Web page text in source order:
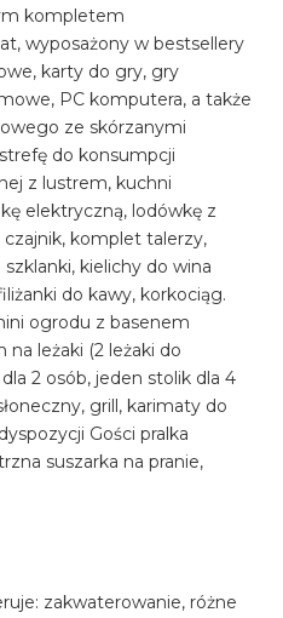
kompletem
wyposażony w bestsellery
karty do gry, gry
PC komputera, a także
ze skórzanymi
do konsumpcji
z lustrem, kuchni
elektryczną, lodówkę z
czajnik, komplet talerzy,
kielichy do wina
do kawy, korkociąg.
ogrodu z basenem
na leżaki (2 leżaki do
2 osób, jeden stolik dla 4
grill, karimaty do
Gości pralka
suszarka na pranie,
zakwaterowanie, różne